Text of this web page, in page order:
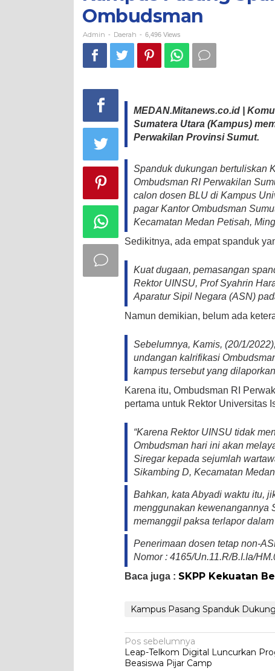
Ombudsman
Ombudsman
Admin - Daerah - 6,496 Views
MEDAN.Mitanews.co.id |
Sumatera Utara (Kampus)
Perwakilan Provinsi Sumut.
Spanduk dukungan bertuliskan
Ombudsman RI Perwakilan
calon dosen BLU di Kampus
pagar Kantor Ombudsman
Kecamatan Medan Petisah,
Sedikitnya, ada empat spanduk
Kuat dugaan, pemasangan
Rektor UINSU, Prof Syahrin
Aparatur Sipil Negara (ASN)
Namun demikian, belum ada
Sebelumnya, Kamis, (20/1/
undangan kalrifikasi
kampus tersebut yang
Karena itu, Ombudsman RI
pertama untuk Rektor Universitas
“Karena Rektor UINSU tidak
Ombudsman hari ini akan
Siregar kepada sejumlah
Sikambing D, Kecamatan
Bahkan, kata Abyadi waktu itu,
menggunakan kewenangannya
memanggil paksa terlapor
Penerimaan dosen tetap non-
Nomor : 4165/Un.11.R/B.I.Ia/
Baca juga : SKPP Kekuatan
Kampus Pasang Spanduk
Navigasi
pos
Pos sebelumnya
Leap-Telkom Digital Luncurkan
Beasiswa Pijar Camp